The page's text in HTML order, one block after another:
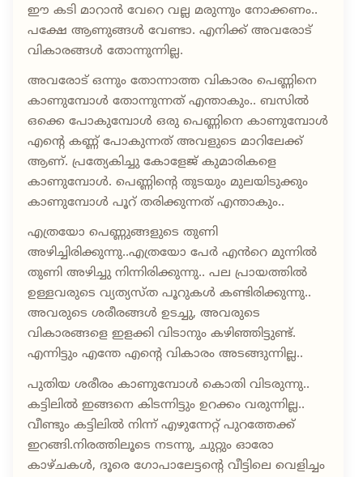
ഈ കടി മാറാൻ വേറെ വല്ല മരുന്നും നോക്കണം..
പക്ഷേ ആണുങ്ങൾ വേണ്ടാ. എനിക്ക് അവരോട്
വികാരങ്ങൾ തോന്നുന്നില്ല.
അവരോട് ഒന്നും തോന്നാത്ത വികാരം പെണ്ണിനെ
കാണുമ്പോൾ തോന്നുന്നത് എന്താകും.. ബസിൽ
ഒക്കെ പോകുമ്പോൾ ഒരു പെണ്ണിനെ കാണുമ്പോൾ
എന്റെ കണ്ണ് പോകുന്നത് അവളുടെ മാറിലേക്ക്
ആണ്. പ്രത്യേകിച്ചു കോളേജ് കുമാരികളെ
കാണുമ്പോൾ. പെണ്ണിന്റെ തുടയും മുലയിടുക്കും
കാണുമ്പോൾ പൂറ് തരിക്കുന്നത് എന്താകും..
എത്രയോ പെണ്ണുങ്ങളുടെ തുണി
അഴിച്ചിരിക്കുന്നു..എത്രയോ പേർ എൻറെ മുന്നിൽ
തുണി അഴിച്ചു നിന്നിരിക്കുന്നു.. പല പ്രായത്തിൽ
ഉള്ളവരുടെ വ്യത്യസ്ത പൂറുകൾ കണ്ടിരിക്കുന്നു..
അവരുടെ ശരീരങ്ങൾ ഉടച്ചു, അവരുടെ
വികാരങ്ങളെ ഇളക്കി വിടാനും കഴിഞ്ഞിട്ടുണ്ട്.
എന്നിട്ടും എന്തേ എന്റെ വികാരം അടങ്ങുന്നില്ല..
പുതിയ ശരീരം കാണുമ്പോൾ കൊതി വിടരുന്നു..
കട്ടിലിൽ ഇങ്ങനെ കിടന്നിട്ടും ഉറക്കം വരുന്നില്ല..
വീണ്ടും കട്ടിലിൽ നിന്ന് എഴുന്നേറ്റ് പുറത്തേക്ക്
ഇറങ്ങി.നിരത്തിലൂടെ നടന്നു, ചുറ്റും ഓരോ
കാഴ്ചകൾ, ദൂരെ ഗോപാലേട്ടന്റെ വീട്ടിലെ വെളിച്ചം